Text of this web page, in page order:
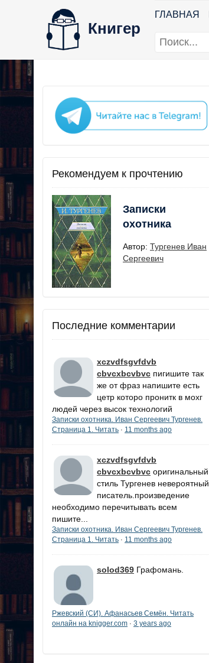
Книгер
ГЛАВНАЯ
Рекомендуем к прочтению
Записки
охотника
Автор: Тургенев Иван
Сергеевич
Последние комментарии
xczvdfsgvfdvb
cbvcxbcvbvc пигишите так
же от фраз напишите есть
цетр которо пронитк в мохг
людей через высок технологий
Записки охотника. Иван Сергеевич Тургенев.
Страница 1. Читать · 11 months ago
xczvdfsgvfdvb
cbvcxbcvbvc оригинальный
стиль Тургенев невероятный
писатель.произведение
необходимо перечитывать всем
пишите...
Записки охотника. Иван Сергеевич Тургенев.
Страница 1. Читать · 11 months ago
solod369 Графомань.
Ржевский (СИ). Афанасьев Семён. Читать
онлайн на knigger.com · 3 years ago